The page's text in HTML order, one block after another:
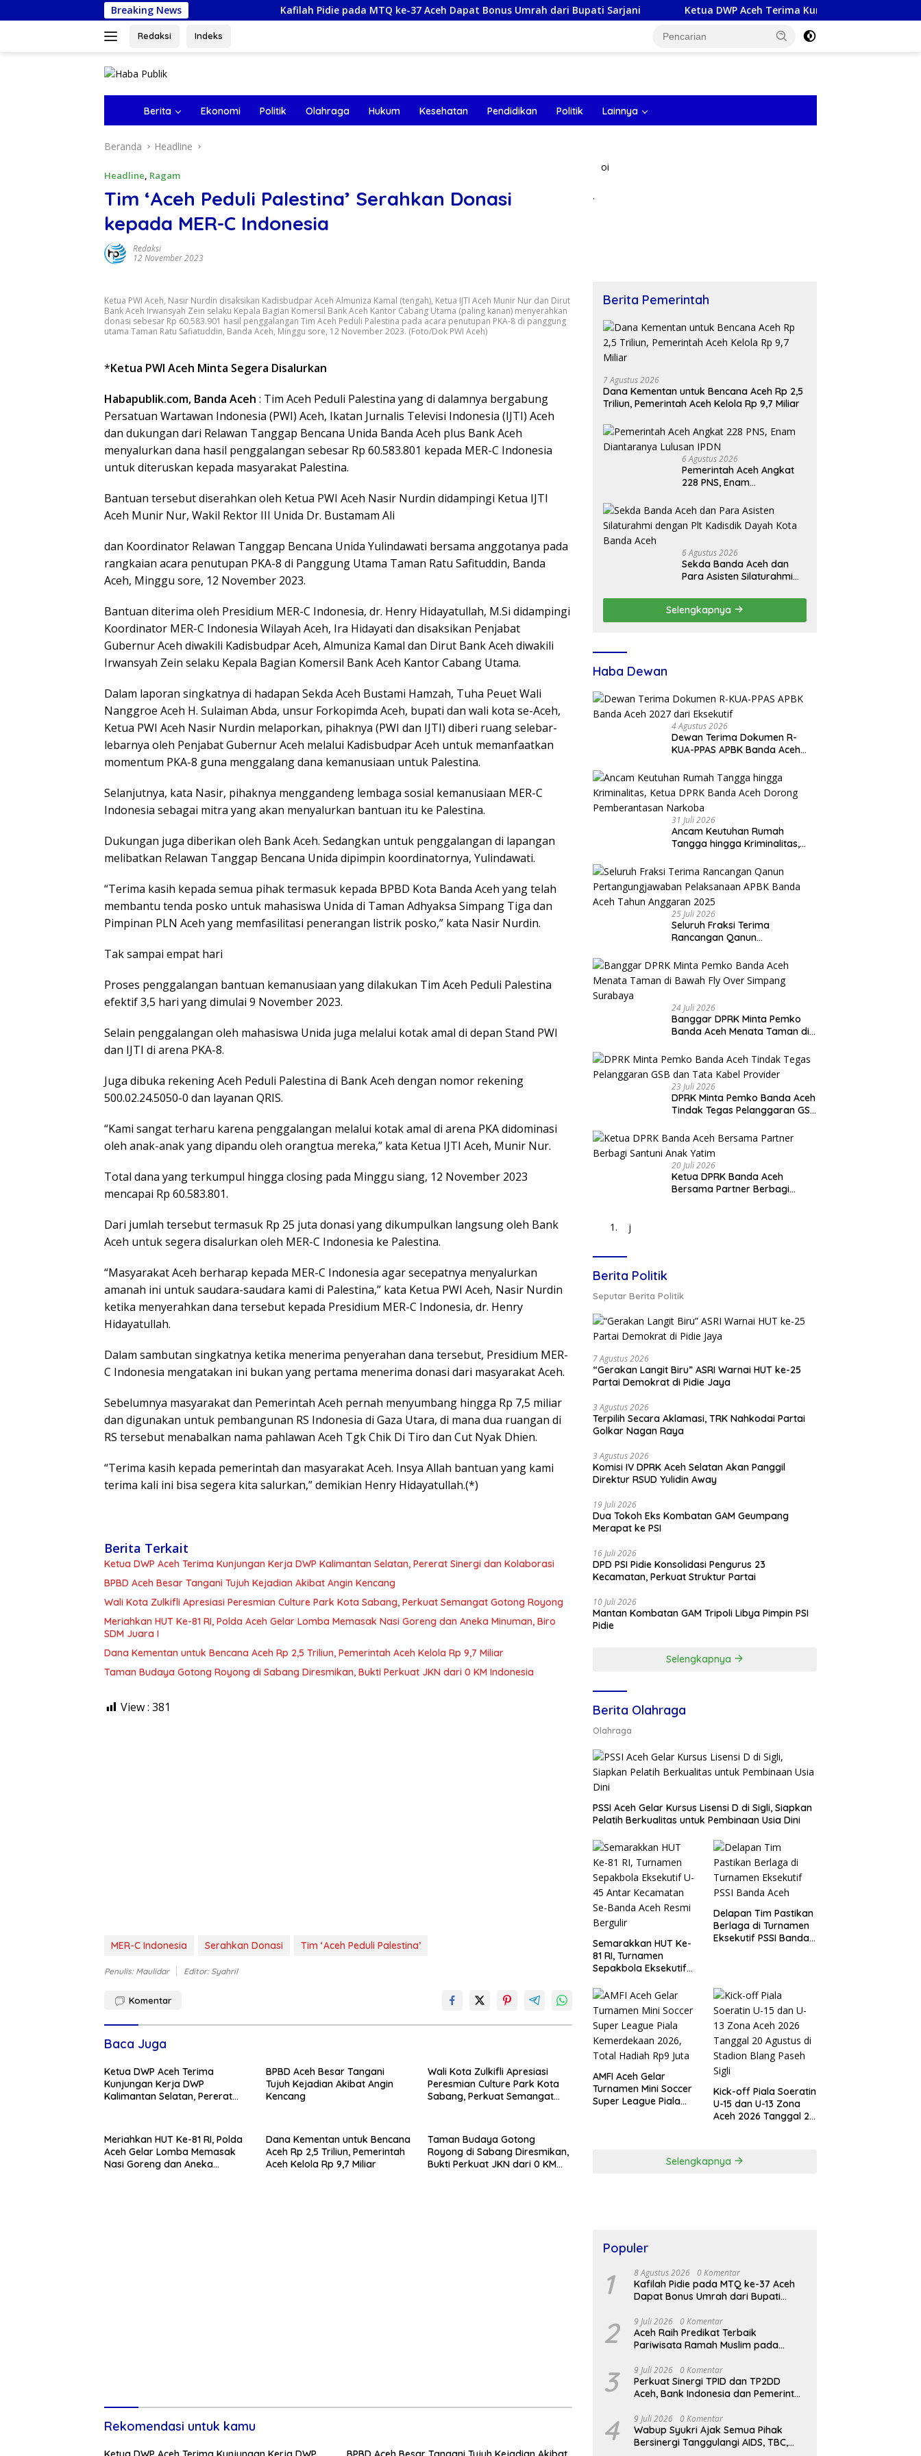
ke
Breaking News Kafilah Pidie pada MTQ ke-37 Aceh Dapat Bonus Umrah dari Bupati Sarjani Ketua DWP Aceh Terima Kunjungan Kerja DWP Kalimantan
Redaksi Indeks
a
d
a
Berita Ekonomi Politik Olahraga Hukum Kesehatan Pendidikan Politik Lainnya
Beranda Headline
Headline Ragam
Tim ‘Aceh Peduli Palestina’ Serahkan Donasi
kepada MER-C Indonesia
Redaksi
12 November 2023
Ketua PWI Aceh, Nasir Nurdin disaksikan Kadisbudpar Aceh Almuniza Kamal (tengah), Ketua IJTI Aceh Munir Nur dan Dirut
Bank Aceh Irwansyah Zein selaku Kepala Bagian Komersil Bank Aceh Kantor Cabang Utama (paling kanan) menyerahkan
donasi sebesar Rp 60.583.901 hasil penggalangan Tim Aceh Peduli Palestina pada acara penutupan PKA-8 di panggung
utama Taman Ratu Safiatuddin, Banda Aceh, Minggu sore, 12 November 2023. (Foto/Dok PWI Aceh)
*Ketua PWI Aceh Minta Segera Disalurkan
Habapublik.com, Banda Aceh : Tim Aceh Peduli Palestina yang di dalamnya bergabung
Persatuan Wartawan Indonesia (PWI) Aceh, Ikatan Jurnalis Televisi Indonesia (IJTI) Aceh
dan dukungan dari Relawan Tanggap Bencana Unida Banda Aceh plus Bank Aceh
menyalurkan dana hasil penggalangan sebesar Rp 60.583.801 kepada MER-C Indonesia
untuk diteruskan kepada masyarakat Palestina.
Bantuan tersebut diserahkan oleh Ketua PWI Aceh Nasir Nurdin didampingi Ketua IJTI
Aceh Munir Nur, Wakil Rektor III Unida Dr. Bustamam Ali
dan Koordinator Relawan Tanggap Bencana Unida Yulindawati bersama anggotanya pada
rangkaian acara penutupan PKA-8 di Panggung Utama Taman Ratu Safituddin, Banda
Aceh, Minggu sore, 12 November 2023.
Bantuan diterima oleh Presidium MER-C Indonesia, dr. Henry Hidayatullah, M.Si didampingi
Koordinator MER-C Indonesia Wilayah Aceh, Ira Hidayati dan disaksikan Penjabat
Gubernur Aceh diwakili Kadisbudpar Aceh, Almuniza Kamal dan Dirut Bank Aceh diwakili
Irwansyah Zein selaku Kepala Bagian Komersil Bank Aceh Kantor Cabang Utama.
Dalam laporan singkatnya di hadapan Sekda Aceh Bustami Hamzah, Tuha Peuet Wali
Nanggroe Aceh H. Sulaiman Abda, unsur Forkopimda Aceh, bupati dan wali kota se-Aceh,
Ketua PWI Aceh Nasir Nurdin melaporkan, pihaknya (PWI dan IJTI) diberi ruang selebar-
lebarnya oleh Penjabat Gubernur Aceh melalui Kadisbudpar Aceh untuk memanfaatkan
momentum PKA-8 guna menggalang dana kemanusiaan untuk Palestina.
Selanjutnya, kata Nasir, pihaknya menggandeng lembaga sosial kemanusiaan MER-C
Indonesia sebagai mitra yang akan menyalurkan bantuan itu ke Palestina.
Dukungan juga diberikan oleh Bank Aceh. Sedangkan untuk penggalangan di lapangan
melibatkan Relawan Tanggap Bencana Unida dipimpin koordinatornya, Yulindawati.
“Terima kasih kepada semua pihak termasuk kepada BPBD Kota Banda Aceh yang telah
membantu tenda posko untuk mahasiswa Unida di Taman Adhyaksa Simpang Tiga dan
Pimpinan PLN Aceh yang memfasilitasi penerangan listrik posko,” kata Nasir Nurdin.
Tak sampai empat hari
Proses penggalangan bantuan kemanusiaan yang dilakukan Tim Aceh Peduli Palestina
efektif 3,5 hari yang dimulai 9 November 2023.
Selain penggalangan oleh mahasiswa Unida juga melalui kotak amal di depan Stand PWI
dan IJTI di arena PKA-8.
Juga dibuka rekening Aceh Peduli Palestina di Bank Aceh dengan nomor rekening
500.02.24.5050-0 dan layanan QRIS.
“Kami sangat terharu karena penggalangan melalui kotak amal di arena PKA didominasi
oleh anak-anak yang dipandu oleh orangtua mereka,” kata Ketua IJTI Aceh, Munir Nur.
Total dana yang terkumpul hingga closing pada Minggu siang, 12 November 2023
mencapai Rp 60.583.801.
Dari jumlah tersebut termasuk Rp 25 juta donasi yang dikumpulkan langsung oleh Bank
Aceh untuk segera disalurkan oleh MER-C Indonesia ke Palestina.
“Masyarakat Aceh berharap kepada MER-C Indonesia agar secepatnya menyalurkan
amanah ini untuk saudara-saudara kami di Palestina,” kata Ketua PWI Aceh, Nasir Nurdin
ketika menyerahkan dana tersebut kepada Presidium MER-C Indonesia, dr. Henry
Hidayatullah.
Dalam sambutan singkatnya ketika menerima penyerahan dana tersebut, Presidium MER-
C Indonesia mengatakan ini bukan yang pertama menerima donasi dari masyarakat Aceh.
Sebelumnya masyarakat dan Pemerintah Aceh pernah menyumbang hingga Rp 7,5 miliar
dan digunakan untuk pembangunan RS Indonesia di Gaza Utara, di mana dua ruangan di
RS tersebut menabalkan nama pahlawan Aceh Tgk Chik Di Tiro dan Cut Nyak Dhien.
“Terima kasih kepada pemerintah dan masyarakat Aceh. Insya Allah bantuan yang kami
terima kali ini bisa segera kita salurkan,” demikian Henry Hidayatullah.(*)
Berita Terkait
Ketua DWP Aceh Terima Kunjungan Kerja DWP Kalimantan Selatan, Pererat Sinergi dan Kolaborasi
BPBD Aceh Besar Tangani Tujuh Kejadian Akibat Angin Kencang
Wali Kota Zulkifli Apresiasi Peresmian Culture Park Kota Sabang, Perkuat Semangat Gotong Royong
Meriahkan HUT Ke-81 RI, Polda Aceh Gelar Lomba Memasak Nasi Goreng dan Aneka Minuman, Biro
SDM Juara I
Dana Kementan untuk Bencana Aceh Rp 2,5 Triliun, Pemerintah Aceh Kelola Rp 9,7 Miliar
Taman Budaya Gotong Royong di Sabang Diresmikan, Bukti Perkuat JKN dari 0 KM Indonesia
View : 381
MER-C Indonesia Serahkan Donasi Tim ‘Aceh Peduli Palestina’
Penulis: Maulidar Editor: Syahril
Komentar
Baca Juga
Ketua DWP Aceh Terima
Kunjungan Kerja DWP
Kalimantan Selatan, Pererat
BPBD Aceh Besar Tangani
Tujuh Kejadian Akibat Angin
Kencang
Wali Kota Zulkifli Apresiasi
Peresmian Culture Park Kota
Sabang, Perkuat Semangat
Meriahkan HUT Ke-81 RI, Polda
Aceh Gelar Lomba Memasak
Nasi Goreng dan Aneka
Dana Kementan untuk Bencana
Aceh Rp 2,5 Triliun, Pemerintah
Aceh Kelola Rp 9,7 Miliar
Taman Budaya Gotong
Royong di Sabang Diresmikan,
Bukti Perkuat JKN dari 0 KM
Rekomendasi untuk kamu
oi
.
Berita Pemerintah
7 Agustus 2026
Dana Kementan untuk Bencana Aceh Rp 2,5
Triliun, Pemerintah Aceh Kelola Rp 9,7 Miliar
6 Agustus 2026
Pemerintah Aceh Angkat
228 PNS, Enam
6 Agustus 2026
Sekda Banda Aceh dan
Para Asisten Silaturahmi
Kota Banda Aceh
Selengkapnya
Haba Dewan
4 Agustus 2026
Dewan Terima Dokumen R-
KUA-PPAS APBK Banda Aceh
31 Juli 2026
Ancam Keutuhan Rumah
Tangga hingga Kriminalitas,
Dorong Pemberantasan
Narkoba
25 Juli 2026
Seluruh Fraksi Terima
Rancangan Qanun
Pelaksanaan APBK Banda Aceh
Tahun Anggaran 2025
24 Juli 2026
Banggar DPRK Minta Pemko
Banda Aceh Menata Taman di
Surabaya
23 Juli 2026
DPRK Minta Pemko Banda Aceh
Tindak Tegas Pelanggaran GSB
20 Juli 2026
Ketua DPRK Banda Aceh
Bersama Partner Berbagi
j
Berita Politik
Seputar Berita Politik
7 Agustus 2026
“Gerakan Langit Biru” ASRI Warnai HUT ke-25
Partai Demokrat di Pidie Jaya
3 Agustus 2026
Terpilih Secara Aklamasi, TRK Nahkodai Partai
Golkar Nagan Raya
3 Agustus 2026
Komisi IV DPRK Aceh Selatan Akan Panggil
Direktur RSUD Yulidin Away
19 Juli 2026
Dua Tokoh Eks Kombatan GAM Geumpang
Merapat ke PSI
16 Juli 2026
DPD PSI Pidie Konsolidasi Pengurus 23
Kecamatan, Perkuat Struktur Partai
10 Juli 2026
Mantan Kombatan GAM Tripoli Libya Pimpin PSI
Pidie
Selengkapnya
Berita Olahraga
Olahraga
PSSI Aceh Gelar Kursus Lisensi D di Sigli, Siapkan
Pelatih Berkualitas untuk Pembinaan Usia Dini
Semarakkan HUT Ke-
81 RI, Turnamen
Sepakbola Eksekutif
Kecamatan Se-Banda
Aceh Resmi Bergulir
Delapan Tim Pastikan
Berlaga di Turnamen
Eksekutif PSSI Banda
AMFI Aceh Gelar
Turnamen Mini Soccer
Super League Piala
Kick-off Piala Soeratin
U-15 dan U-13 Zona
Aceh 2026 Tanggal 20
Selengkapnya
Populer
1 8 Agustus 2026 0 Komentar
Kafilah Pidie pada MTQ ke-37 Aceh
Dapat Bonus Umrah dari Bupati
2 9 Juli 2026 0 Komentar
Aceh Raih Predikat Terbaik
Pariwisata Ramah Muslim pada
3 9 Juli 2026 0 Komentar
Perkuat Sinergi TPID dan TP2DD
Aceh, Bank Indonesia dan Pemerintah
Digitalisasi Akseleratif
4 9 Juli 2026 0 Komentar
Wabup Syukri Ajak Semua Pihak
Bersinergi Tanggulangi AIDS, TBC,